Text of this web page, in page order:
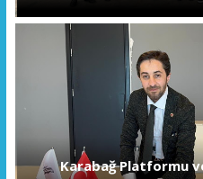
Karabağ Platformu